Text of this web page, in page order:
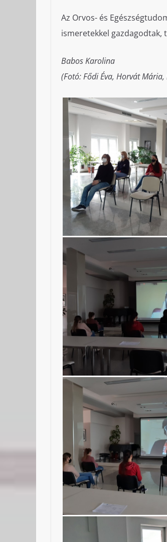
Az Orvos- és
ismeretekkel
Babos Karolina
(Fotó: Fődi Éva, Horvát